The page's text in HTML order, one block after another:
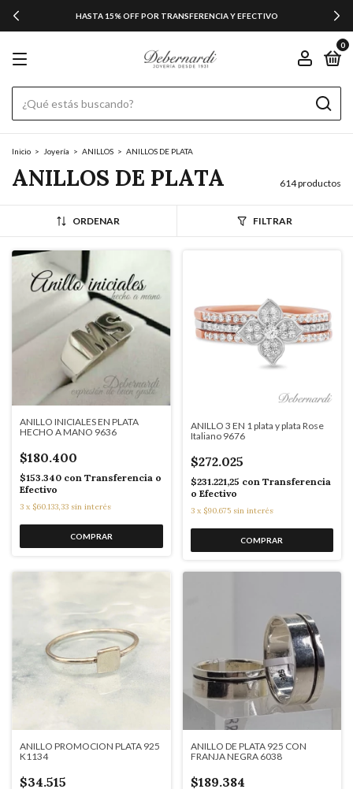
HASTA 15% OFF POR TRANSFERENCIA Y EFECTIVO
0
Inicio > Joyería > ANILLOS > ANILLOS DE PLATA
ANILLOS DE PLATA 614 productos
ORDENAR FILTRAR
ANILLO INICIALES EN PLATA
HECHO A MANO 9636
$180.400
$153.340 con Transferencia o
Efectivo
3 x $60.133,33 sin interés
ANILLO 3 EN 1 plata y plata Rose
Italiano 9676
$272.025
$231.221,25 con Transferencia
o Efectivo
3 x $90.675 sin interés
ANILLO PROMOCION PLATA 925
K1134
$34.515
ANILLO DE PLATA 925 CON
FRANJA NEGRA 6038
$189.384